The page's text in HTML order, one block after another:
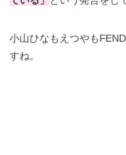
小山ひなもえつやも
すね。